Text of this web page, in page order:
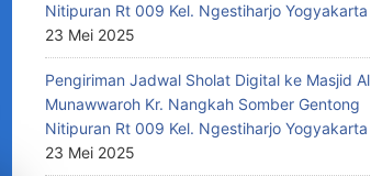
Nitipuran Rt 009 Kel. Ngestiharjo Yogyakarta
23 Mei 2025
Pengiriman Jadwal Sholat Digital ke Masjid Al
Munawwaroh Kr. Nangkah Somber Gentong
Nitipuran Rt 009 Kel. Ngestiharjo Yogyakarta
23 Mei 2025